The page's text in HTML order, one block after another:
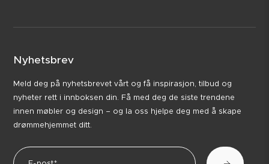
Nyhetsbrev
Meld deg på nyhetsbrevet vårt og få inspirasjon, tilbud og
nyheter rett i innboksen din. Få med deg de siste trendene
innen møbler og design – og la oss hjelpe deg med å skape
drømmehjemmet ditt.